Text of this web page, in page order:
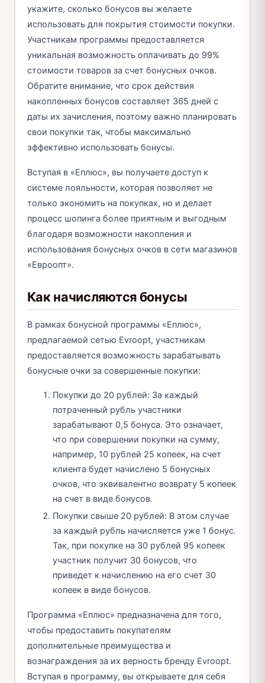
укажите, сколько бонусов вы желаете
использовать для покрытия стоимости покупки.
Участникам программы предоставляется
уникальная возможность оплачивать до 99%
стоимости товаров за счет бонусных очков.
Обратите внимание, что срок действия
накопленных бонусов составляет 365 дней с
даты их зачисления, поэтому важно планировать
свои покупки так, чтобы максимально
эффективно использовать бонусы.
Вступая в «Еплюс», вы получаете доступ к
системе лояльности, которая позволяет не
только экономить на покупках, но и делает
процесс шопинга более приятным и выгодным
благодаря возможности накопления и
использования бонусных очков в сети магазинов
«Евроопт».
Как начисляются бонусы
В рамках бонусной программы «Еплюс»,
предлагаемой сетью Evroopt, участникам
предоставляется возможность зарабатывать
бонусные очки за совершенные покупки:
Покупки до 20 рублей: За каждый
потраченный рубль участники
зарабатывают 0,5 бонуса. Это означает,
что при совершении покупки на сумму,
например, 10 рублей 25 копеек, на счет
клиента будет начислено 5 бонусных
очков, что эквивалентно возврату 5 копеек
на счет в виде бонусов.
Покупки свыше 20 рублей: В этом случае
за каждый рубль начисляется уже 1 бонус.
Так, при покупке на 30 рублей 95 копеек
участник получит 30 бонусов, что
приведет к начислению на его счет 30
копеек в виде бонусов.
Программа «Еплюс» предназначена для того,
чтобы предоставить покупателям
дополнительные преимущества и
вознаграждения за их верность бренду Evroopt.
Вступая в программу, вы открываете для себя